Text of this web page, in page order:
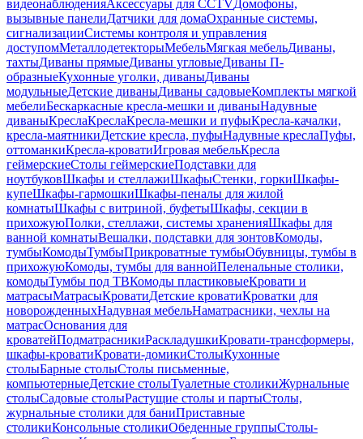
видеонаблюденияАксессуары для CCTVДомофоны,
вызывные панелиДатчики для домаОхранные системы,
сигнализацииСистемы контроля и управления
доступомМеталлодетекторыМебельМягкая мебельДиваны,
тахтыДиваны прямыеДиваны угловыеДиваны П-
образныеКухонные уголки, диваныДиваны
модульныеДетские диваныДиваны садовыеКомплекты мягкой
мебелиБескаркасные кресла-мешки и диваныНадувные
диваныКреслаКреслаКресла-мешки и пуфыКресла-качалки,
кресла-маятникиДетские кресла, пуфыНадувные креслаПуфы,
оттоманкиКресла-кроватиИгровая мебельКресла
геймерскиеСтолы геймерскиеПодставки для
ноутбуковШкафы и стеллажиШкафыСтенки, горкиШкафы-
купеШкафы-гармошкиШкафы-пеналы для жилой
комнатыШкафы с витриной, буфетыШкафы, секции в
прихожуюПолки, стеллажи, системы храненияШкафы для
ванной комнатыВешалки, подставки для зонтовКомоды,
тумбыКомодыТумбыПрикроватные тумбыОбувницы, тумбы в
прихожуюКомоды, тумбы для ваннойПеленальные столики,
комодыТумбы под ТВКомоды пластиковыеКровати и
матрасыМатрасыКроватиДетские кроватиКроватки для
новорожденныхНадувная мебельНаматрасники, чехлы на
матрасОснования для
кроватейПодматрасникиРаскладушкиКровати-трансформеры,
шкафы-кроватиКровати-домикиСтолыКухонные
столыБарные столыСтолы письменные,
компьютерныеДетские столыТуалетные столикиЖурнальные
столыСадовые столыРастущие столы и партыСтолы,
журнальные столики для баниПриставные
столикиКонсольные столикиОбеденные группыСтолы-